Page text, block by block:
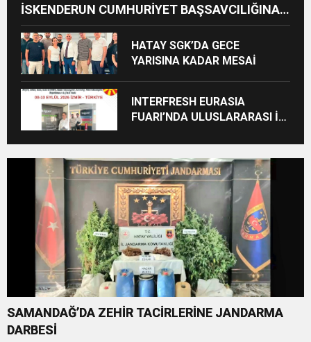
İSKENDERUN CUMHURİYET BAŞSAVCILIĞINA
ZİYARET
HATAY SGK’DA GECE
YARISINA KADAR MESAİ
INTERFRESH EURASIA
FUARI’NDA ULUSLARARASI İŞ
BAŞLADI
SAMANDAĞ’DA ZEHİR TACİRLERİNE JANDARMA
DARBESİ